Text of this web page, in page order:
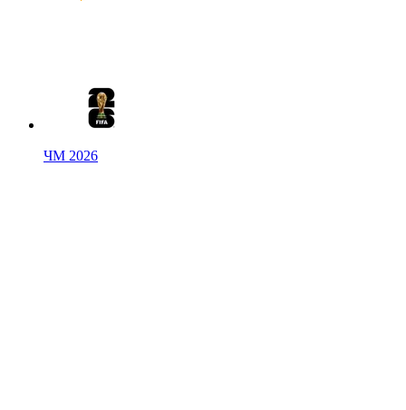
ЧМ 2026